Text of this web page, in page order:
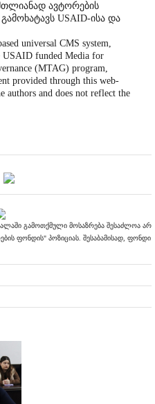
ავტორების
USAID-ისა და
universal CMS system,
USAID funded Media for
(MTAG) program,
provided through this web-
authors and does not reflect the
გამოთქმული მოსაზრება შესაძლოა არ
ფონდის" პოზიციას. შესაბამისად, ფონდი